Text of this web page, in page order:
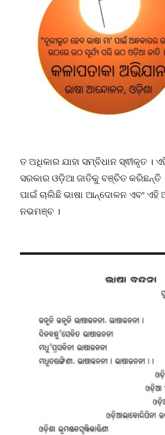
ତ ଅଧିକାର ଯାହା ସମ୍ବିଧାନ ସ୍ଵୀକୃତ ।
ସରକାର ଓଡ଼ିଆ ଜାତିକୁ ବଞ୍ଚିତ କରିଛନ୍ତି
ପାଇଁ ଚାଲିଛି ଭାଷା ଆନ୍ଦୋଳନ ଏବଂ
ନଭମଞ୍ଚ ।